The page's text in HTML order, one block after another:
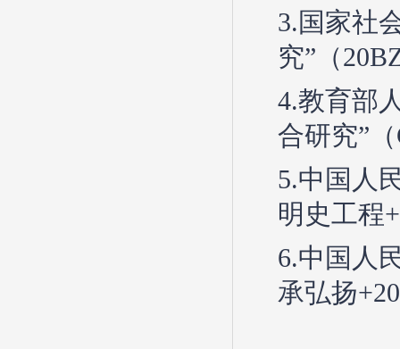
3.国家社
究”（
4.教育部
合研究”
5.中国人
明史工程
6.中国人
承弘扬